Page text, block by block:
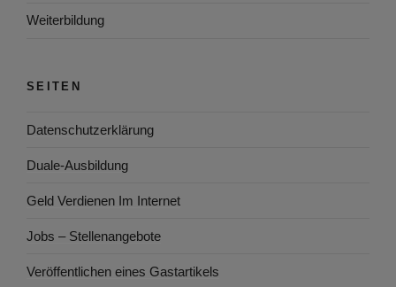
Weiterbildung
SEITEN
Datenschutzerklärung
Duale-Ausbildung
Geld Verdienen Im Internet
Jobs – Stellenangebote
Veröffentlichen eines Gastartikels